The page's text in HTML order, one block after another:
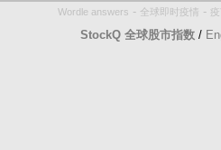
Wordle answers - 全球即时疫情 -
StockQ 全球股市指数 /